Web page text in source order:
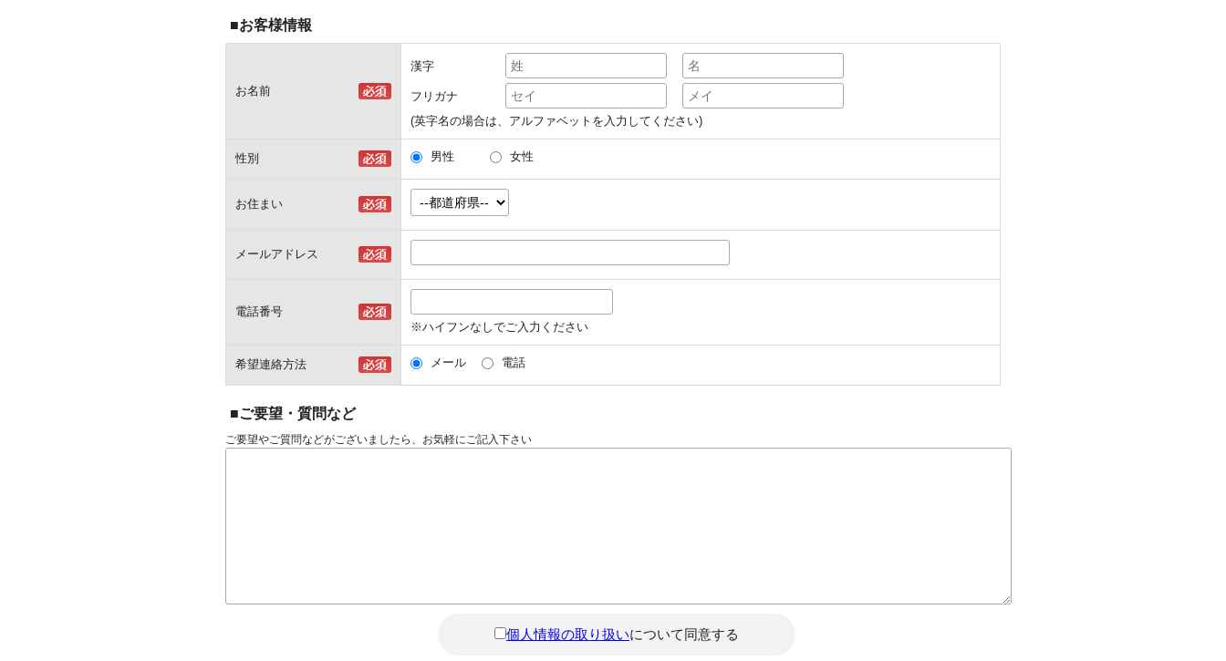
■お客様情報
お名前
漢字
フリガナ
(英字名の場合は、アルファベットを入力してください)
性別 男性 女性
お住まい
メールアドレス
電話番号
※ハイフンなしでご入力ください
希望連絡方法 メール 電話
■ご要望・質問など
ご要望やご質問などがございましたら、お気軽にご記入下さい
個人情報の取り扱いについて同意する